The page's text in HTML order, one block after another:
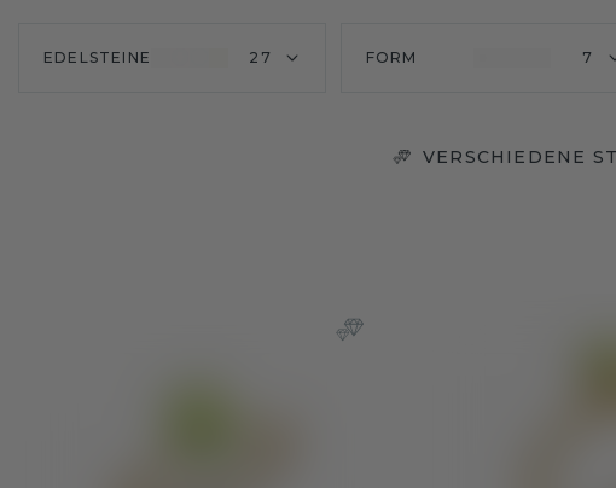
EDELSTEINE 27 FORM 7
VERSCHIEDENE